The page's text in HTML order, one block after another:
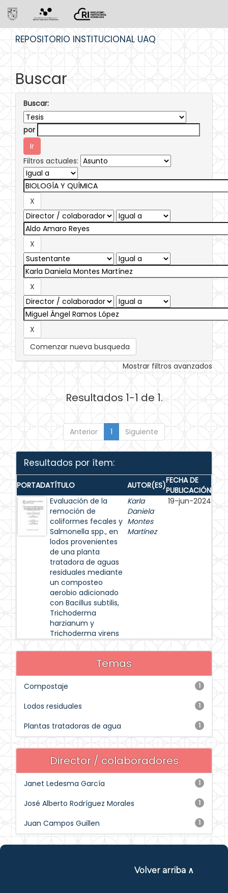
REPOSITORIO INSTITUCIONAL UAQ
Buscar
Buscar:
por
Filtros actuales:
Comenzar nueva busqueda
Mostrar filtros avanzados
Resultados 1-1 de 1.
Anterior 1 Siguiente
Resultados por ítem:
PORTADATÍTULO AUTOR(ES)FECHA DE
PUBLICACIÓN
Evaluación de la
remoción de
coliformes fecales y
Salmonella spp., en
lodos provenientes
de una planta
tratadora de aguas
residuales mediante
un composteo
aerobio adicionado
con Bacillus subtilis,
Trichoderma
harzianum y
Trichoderma virens
Karla
Daniela
Montes
Martínez
19-jun-2024
Temas
1
Compostaje
1
Lodos residuales
1
Plantas tratadoras de agua
Director / colaboradores
1
Janet Ledesma García
1
José Alberto Rodríguez Morales
1
Juan Campos Guillen
Volver arriba ∧